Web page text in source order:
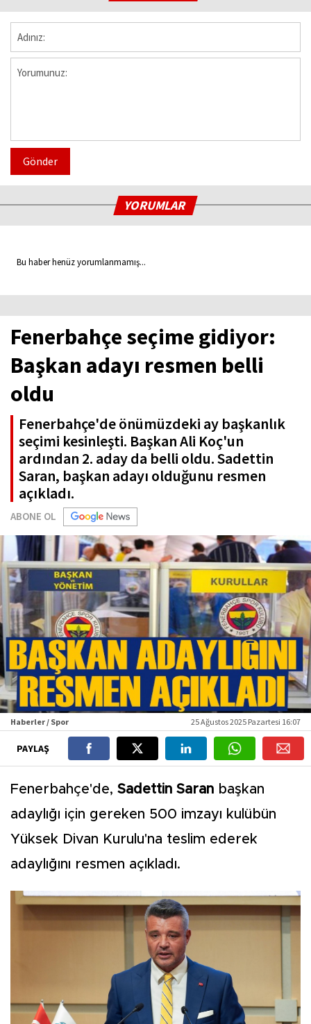
Gönder
YORUMLAR
Bu haber henüz yorumlanmamış...
Fenerbahçe seçime gidiyor:
Başkan adayı resmen belli
oldu
Fenerbahçe'de önümüzdeki ay başkanlık
seçimi kesinleşti. Başkan Ali Koç'un
ardından 2. aday da belli oldu. Sadettin
Saran, başkan adayı olduğunu resmen
açıkladı.
ABONE OL
Haberler / Spor 25 Ağustos 2025 Pazartesi 16:07
PAYLAŞ
Fenerbahçe'de, Sadettin Saran başkan
adaylığı için gereken 500 imzayı kulübün
Yüksek Divan Kurulu'na teslim ederek
adaylığını resmen açıkladı.